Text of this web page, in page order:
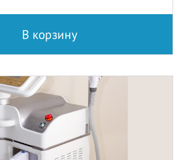
В корзину